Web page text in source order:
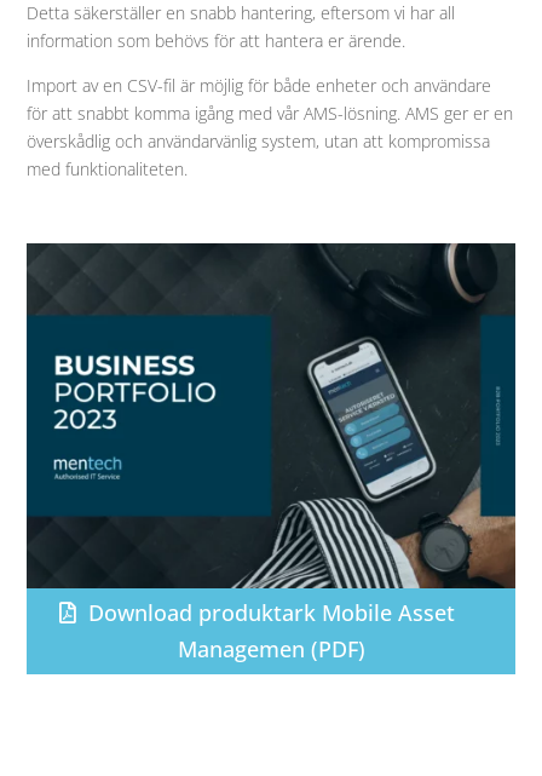
Detta säkerställer en snabb hantering, eftersom vi har all
information som behövs för att hantera er ärende.
Import av en CSV-fil är möjlig för både enheter och användare
för att snabbt komma igång med vår AMS-lösning. AMS ger er en
överskådlig och användarvänlig system, utan att kompromissa
med funktionaliteten.
Download produktark Mobile Asset
Managemen (PDF)